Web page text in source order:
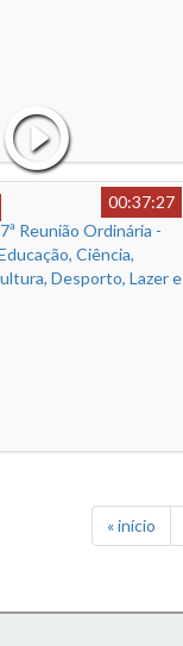
00:37:27
Reunião Ordinária -
Ciência,
Desporto, Lazer e
« início